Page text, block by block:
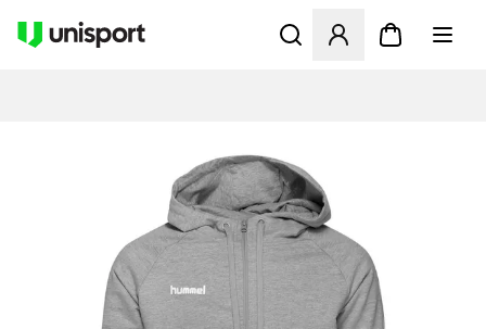
Apre una finestra modale